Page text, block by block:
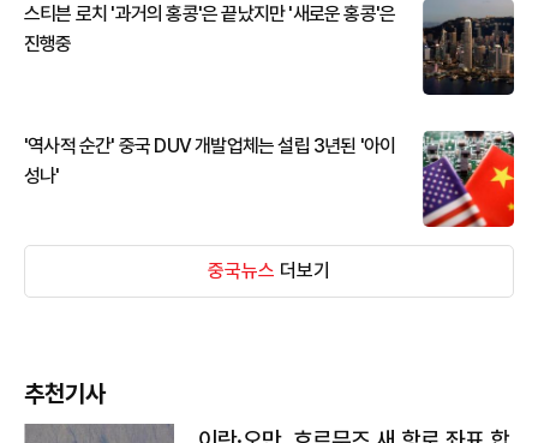
스티븐 로치 '과거의 홍콩'은 끝났지만 '새로운 홍콩'은
진행중
'역사적 순간' 중국 DUV 개발업체는 설립 3년된 '아이
성나'
중국뉴스 더보기
추천기사